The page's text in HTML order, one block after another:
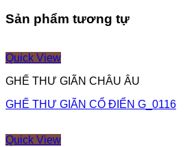
Sản phẩm tương tự
Quick View
GHẾ THƯ GIÃN CHÂU ÂU
GHẾ THƯ GIÃN CỔ ĐIỂN G_0116
Quick View